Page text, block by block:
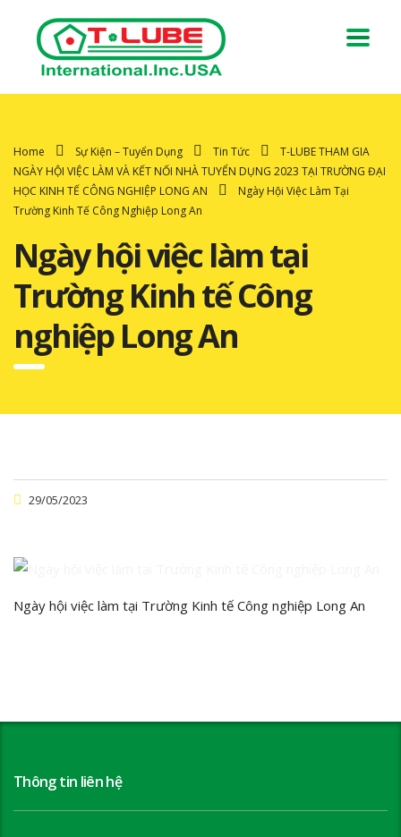
Home Sự Kiện – Tuyển Dụng Tin Tức
T-LUBE THAM GIA
NGÀY HỘI VIỆC LÀM VÀ KẾT NỐI NHÀ TUYỂN DỤNG 2023 TẠI TRƯỜNG ĐẠI
HỌC KINH TẾ CÔNG NGHIỆP LONG AN
Ngày Hội Việc Làm Tại
Trường Kinh Tế Công Nghiệp Long An
Ngày hội việc làm tại
Trường Kinh tế Công
nghiệp Long An
29/05/2023
Ngày hội việc làm tại Trường Kinh tế Công nghiệp Long An
Thông tin liên hệ